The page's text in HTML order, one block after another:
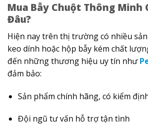
Mua Bẫy Chuột Thông Minh
Đâu?
Hiện nay trên thị trường có nhiều
keo dính hoặc hộp bẫy kém chất
đến những thương hiệu uy tín như
đảm bảo:
Sản phẩm chính hãng, có kiểm
Đội ngũ tư vấn hỗ trợ tận tình